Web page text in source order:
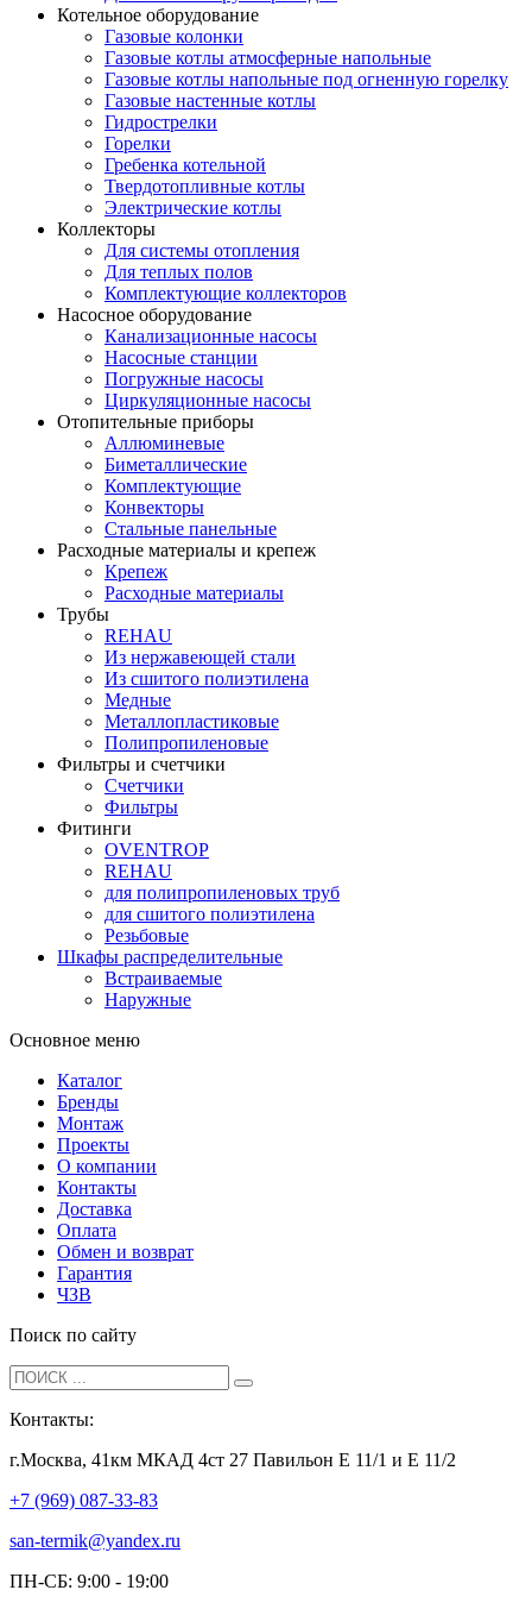
Котельное оборудование
Газовые колонки
Газовые котлы атмосферные напольные
Газовые котлы напольные под огненную горелку
Газовые настенные котлы
Гидрострелки
Горелки
Гребенка котельной
Твердотопливные котлы
Электрические котлы
Коллекторы
Для системы отопления
Для теплых полов
Комплектующие коллекторов
Насосное оборудование
Канализационные насосы
Насосные станции
Погружные насосы
Циркуляционные насосы
Отопительные приборы
Аллюминевые
Биметаллические
Комплектующие
Конвекторы
Стальные панельные
Расходные материалы и крепеж
Крепеж
Расходные материалы
Трубы
REHAU
Из нержавеющей стали
Из сшитого полиэтилена
Медные
Металлопластиковые
Полипропиленовые
Фильтры и счетчики
Счетчики
Фильтры
Фитинги
OVENTROP
REHAU
для полипропиленовых труб
для сшитого полиэтилена
Резьбовые
Шкафы распределительные
Встраиваемые
Наружные
Основное меню
Каталог
Бренды
Монтаж
Проекты
О компании
Контакты
Доставка
Оплата
Обмен и возврат
Гарантия
ЧЗВ
Поиск по сайту
Контакты:
г.Москва, 41км МКАД 4ст 27 Павильон Е 11/1 и Е 11/2
+7 (969) 087-33-83
san-termik@yandex.ru
ПН-СБ: 9:00 - 19:00